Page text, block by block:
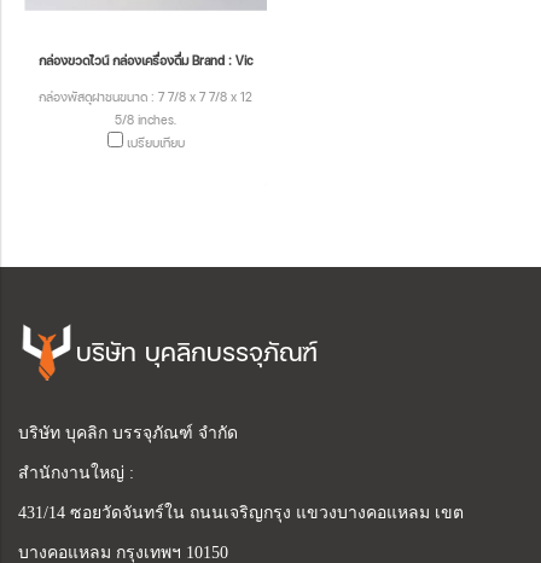
กล่องขวดไวน์ กล่องเครื่องดื่ม Brand : Vic
กล่องพัสดุฝาชนขนาด : 7 7/8 x 7 7/8 x 12
5/8 inches.
เปรียบเทียบ
บริษัท บุคลิกบรรจุภัณฑ์
บริษัท บุคลิก บรรจุภัณฑ์ จำกัด
สำนักงานใหญ่ :
431/14 ซอยวัดจันทร์ใน ถนนเจริญกรุง แขวงบางคอแหลม เขต
บางคอแหลม กรุงเทพฯ 10150